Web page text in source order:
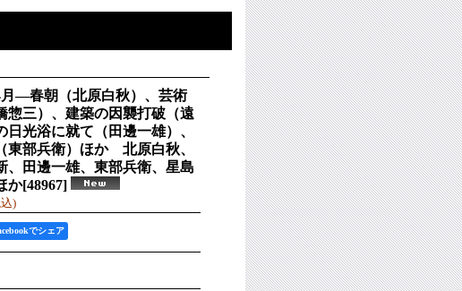
―春朝（北原白秋）、芸術
惣三）、建築の因襲打破（遠
日光浴に就て（田邊一雄）、
東部兵衛）ほか 北原白秋、
、田邊一雄、東部兵衛、星島
か[48967]
)
でシェア